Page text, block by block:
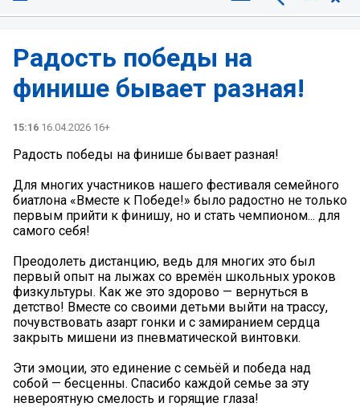
Радость победы на
финише бывает разная!
15:16 16.04.2026 16+
Радость победы на финише бывает разная!
Для многих участников нашего фестиваля семейного
биатлона «Вместе к Победе!» было радостно не только
первым прийти к финишу, но и стать чемпионом... для
самого себя!
Преодолеть дистанцию, ведь для многих это был
первый опыт на лыжах со времён школьных уроков
физкультуры. Как же это здорово — вернуться в
детство! Вместе со своими детьми выйти на трассу,
почувствовать азарт гонки и с замиранием сердца
закрыть мишени из пневматической винтовки.
Эти эмоции, это единение с семьёй и победа над
собой — бесценны. Спасибо каждой семье за эту
невероятную смелость и горящие глаза!